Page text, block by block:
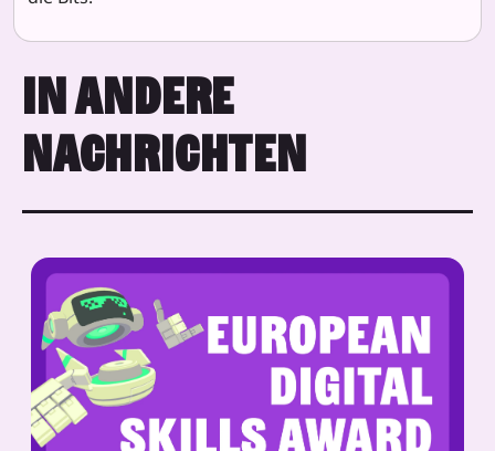
IN ANDERE
NACHRICHTEN